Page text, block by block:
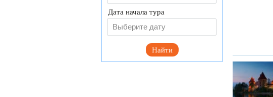
Дата начала тура
Найти